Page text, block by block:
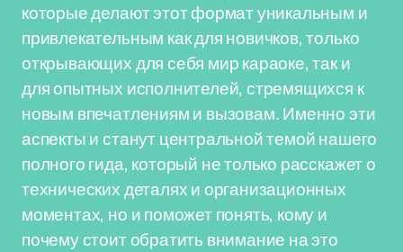
которые делают этот формат уникальным и
привлекательным как для новичков, только
открывающих для себя мир караоке, так и
для опытных исполнителей, стремящихся к
новым впечатлениям и вызовам. Именно эти
аспекты и станут центральной темой нашего
полного гида, который не только расскажет о
технических деталях и организационных
моментах, но и поможет понять, кому и
почему стоит обратить внимание на это